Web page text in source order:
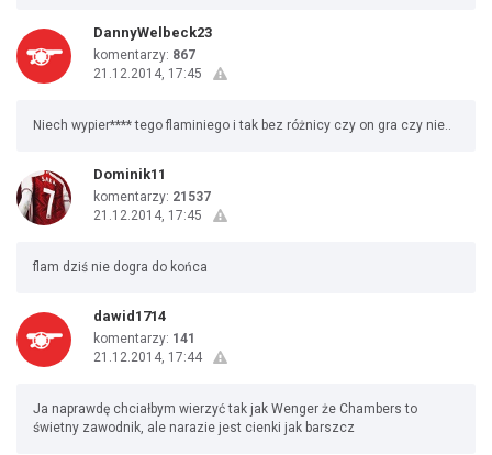
DannyWelbeck23
komentarzy: 867
21.12.2014, 17:45
Niech wypier**** tego flaminiego i tak bez różnicy czy on gra czy nie..
Dominik11
komentarzy: 21537
21.12.2014, 17:45
flam dziś nie dogra do końca
dawid1714
komentarzy: 141
21.12.2014, 17:44
Ja naprawdę chciałbym wierzyć tak jak Wenger że Chambers to
świetny zawodnik, ale narazie jest cienki jak barszcz